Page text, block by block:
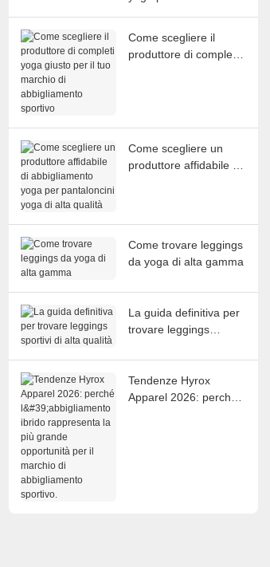
Come scegliere il
produttore di completi
Come scegliere un
produttore affidabile di
Come trovare leggings
da yoga di alta gamma
La guida definitiva per
trovare leggings
Tendenze Hyrox
Apparel 2026: perché